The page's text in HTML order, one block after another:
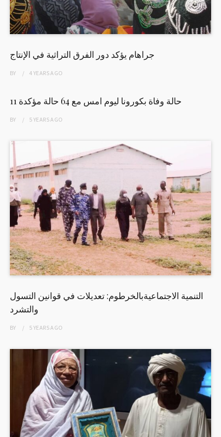
جراهام يؤكد دور الفرق التراثية في الإنتاج
BY 4 YEARSAGO
11 حالة وفاة بكورونا ليوم امس مع 64 حالة مؤكدة
BY 5 YEARSAGO
التنمية الاجتماعيةبالخرطوم: تعديلات في قوانين التسول
والتشرد
BY 5 YEARSAGO